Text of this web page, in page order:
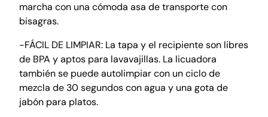
marcha con una cómoda asa de transporte con
bisagras.
-FÁCIL DE LIMPIAR: La tapa y el recipiente son libres
de BPA y aptos para lavavajillas. La licuadora
también se puede autolimpiar con un ciclo de
mezcla de 30 segundos con agua y una gota de
jabón para platos.